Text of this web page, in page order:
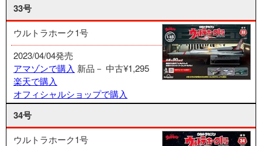
33号
ウルトラホーク1号
2023/04/04発売
アマゾンで購入 新品－ 中古¥1,295
楽天で購入
オフィシャルショップで購入
34号
ウルトラホーク1号